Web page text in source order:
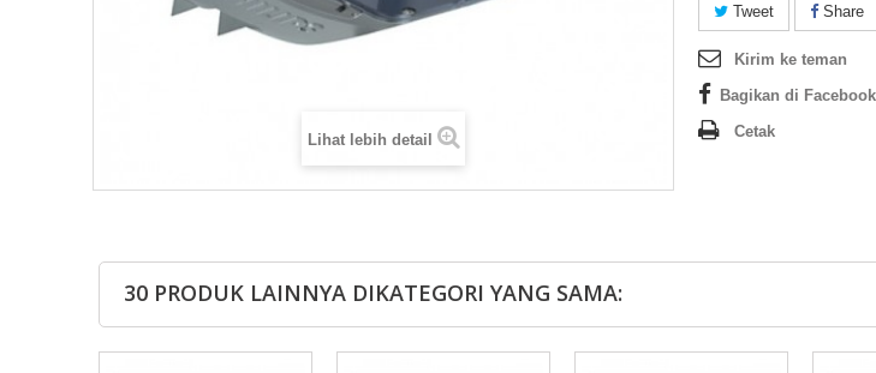
Lihat lebih detail
Tweet Share
Kirim ke teman
Bagikan di Facebook
Cetak
30 PRODUK LAINNYA DIKATEGORI YANG SAMA: